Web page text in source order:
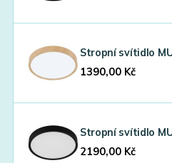
Stropní svítidlo
1390,00 Kč
Stropní svítidlo
2190,00 Kč